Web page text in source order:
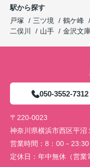
駅から探す
戸塚
三ツ境 鶴ケ峰
二俣川
山手 金沢文
050-3552-7312
〒220-0023
神奈川県横浜市西区平
営業時間： 8：00－23:30
定休日： 年中無休（営業